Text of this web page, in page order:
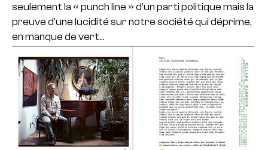
seulement la « punch line » d’un parti politique mais la
preuve d’une lucidité sur notre société qui déprime,
en manque de vert…